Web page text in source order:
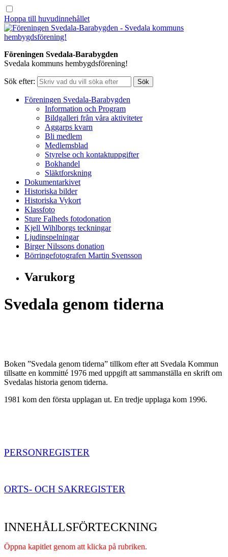
Hoppa till huvudinnehållet
Föreningen Svedala-Barabygden
Svedala kommuns hembygdsförening!
Sök efter:
Föreningen Svedala-Barabygden
Information och Program
Bildgalleri från våra aktiviteter
Aggarps kvarn
Bli medlem
Medlemsblad
Styrelse och kontaktuppgifter
Bokhandel
Släktforskning
Dokumentarkivet
Historiska bilder
Historiska Vykort
Klassfoto
Sture Falheds fotodonation
Kjell Wihlborgs teckningar
Ljudinspelningar
Birger Nilssons donation
Börringefotografen Martin Svensson
Varukorg
Svedala genom tiderna
Boken ”Svedala genom tiderna” tillkom efter att Svedala Kommun
tillsatte en kommitté 1976 med uppgift att sammanställa en skrift om
Svedalas historia genom tiderna.
1981 kom den första upplagan ut. En tredje upplaga kom 1996.
PERSONREGISTER
ORTS- OCH SAKREGISTER
INNEHÅLLSFÖRTECKNING
Öppna kapitlet genom att klicka på rubriken.